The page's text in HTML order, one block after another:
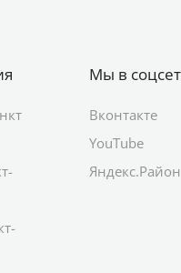
Мы в
Вконтакте
YouTube
Яндекс.Район